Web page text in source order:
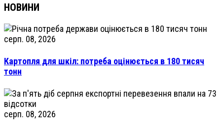
НОВИНИ
серп. 08, 2026
Картопля для шкіл: потреба оцінюється в 180 тисяч
тонн
серп. 08, 2026